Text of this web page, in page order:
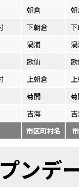
朝倉
下朝倉
渦浦
歌仙
上朝倉
菊間
吉海
市区町村名
ン